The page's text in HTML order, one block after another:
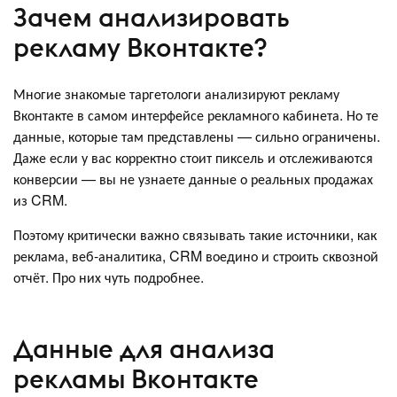
Зачем анализировать
рекламу Вконтакте?
Многие знакомые таргетологи анализируют рекламу
Вконтакте в самом интерфейсе рекламного кабинета. Но те
данные, которые там представлены — сильно ограничены.
Даже если у вас корректно стоит пиксель и отслеживаются
конверсии — вы не узнаете данные о реальных продажах
из CRM.
Поэтому критически важно связывать такие источники, как
реклама, веб-аналитика, CRM воедино и строить сквозной
отчёт. Про них чуть подробнее.
Данные для анализа
рекламы Вконтакте